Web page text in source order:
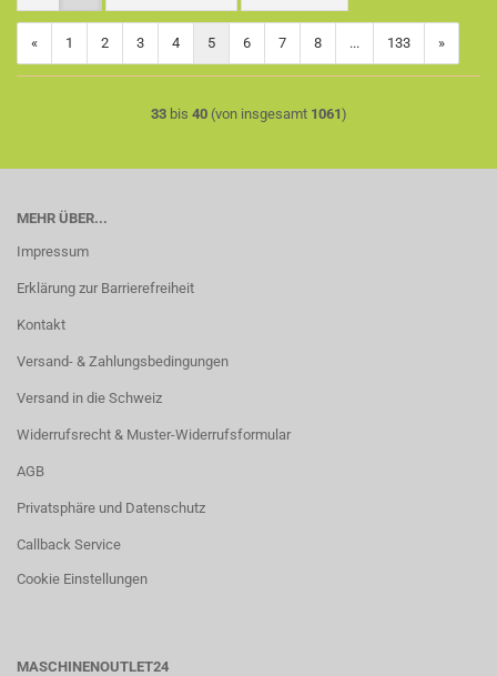
« 1 2 3 4 5 6 7 8 ... 133 »
33bis 40(von insgesamt 1061)
MEHR ÜBER...
Impressum
Erklärung zur Barrierefreiheit
Kontakt
Versand- & Zahlungsbedingungen
Versand in die Schweiz
Widerrufsrecht & Muster-Widerrufsformular
AGB
Privatsphäre und Datenschutz
Callback Service
Cookie Einstellungen
MASCHINENOUTLET24